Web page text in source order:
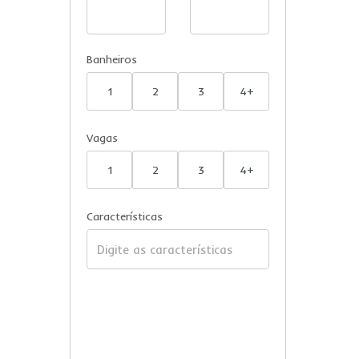
Banheiros
1 2 3 4+
Vagas
1 2 3 4+
Características